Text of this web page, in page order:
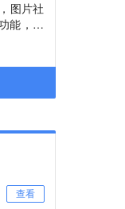
图片社
能，同
查看